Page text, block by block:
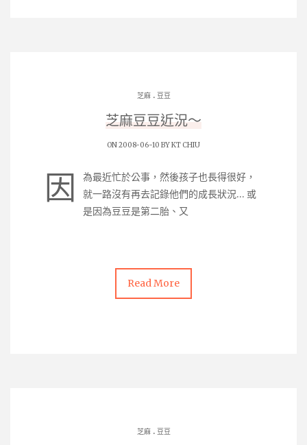
芝麻. 豆豆
芝麻豆豆近況～
ON 2008-06-10 BYKT CHIU
因
為最近忙於公事，然後孩子也長得很好，
就一路沒有再去記錄他們的成長狀況… 或
是因為豆豆是第二胎、又
Read More
芝麻. 豆豆